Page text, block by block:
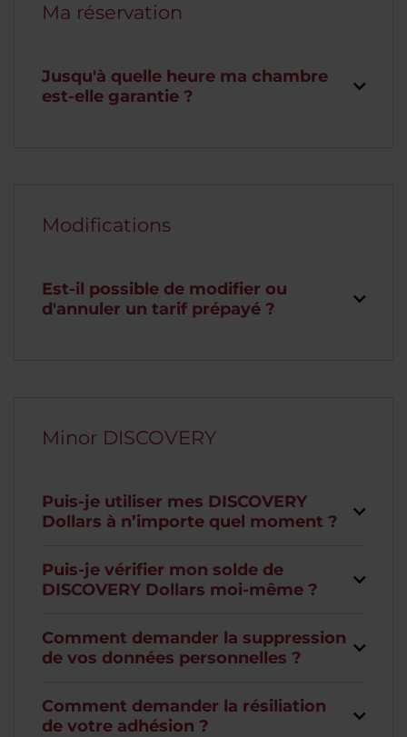
Ma réservation
Jusqu'à quelle heure ma chambre
est-elle garantie ?
Modifications
Est-il possible de modifier ou
d'annuler un tarif prépayé ?
Minor DISCOVERY
Puis-je utiliser mes DISCOVERY
Dollars à n’importe quel moment ?
Puis-je vérifier mon solde de
DISCOVERY Dollars moi-même ?
Comment demander la suppression
de vos données personnelles ?
Comment demander la résiliation
de votre adhésion ?